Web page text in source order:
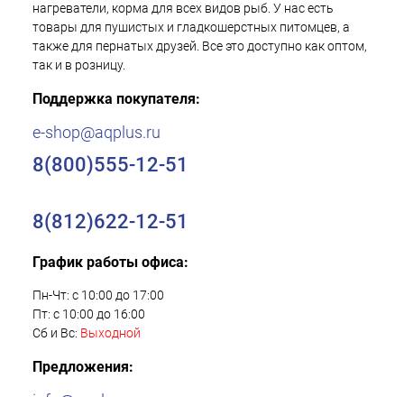
нагреватели, корма для всех видов рыб. У нас есть
товары для пушистых и гладкошерстных питомцев, а
также для пернатых друзей. Все это доступно как оптом,
так и в розницу.
Поддержка покупателя:
e-shop@aqplus.ru
8(800)555-12-51
8(812)622-12-51
График работы офиса:
Пн-Чт: с 10:00 до 17:00
Пт: с 10:00 до 16:00
Сб и Вс: Выходной
Предложения: